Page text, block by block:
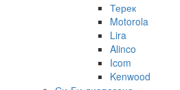
Терек
Motorola
Lira
Alinco
Icom
Kenwood